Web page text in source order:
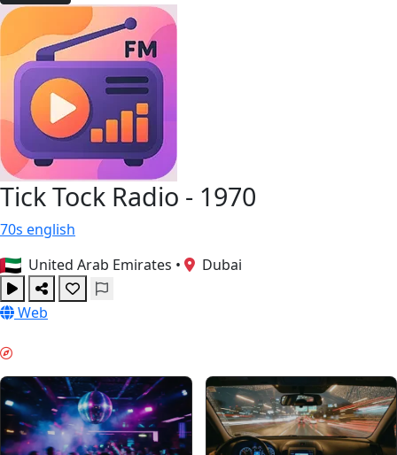
Tick Tock Radio - 1970
70s english
United Arab Emirates • Dubai
Web